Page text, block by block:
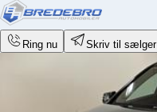
Ring nu Skriv til sælger